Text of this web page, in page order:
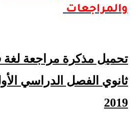
والمراجعات
تحميل مذكرة مراجعة لغة
ثانوي الفصل الدراسي
2019